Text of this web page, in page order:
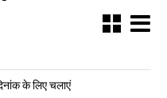
के लिए चलाएं